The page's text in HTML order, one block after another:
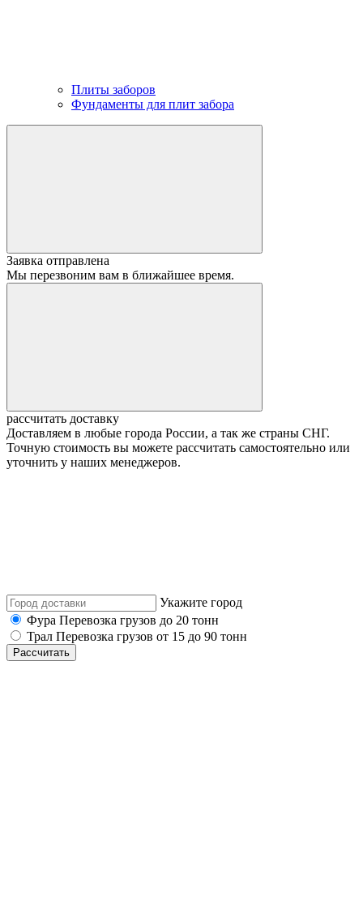
Плиты заборов
Фундаменты для плит забора
Заявка отправлена
Мы перезвоним вам в ближайшее время.
рассчитать доставку
Доставляем в любые города России, а так же страны СНГ.
Точную стоимость вы можете рассчитать самостоятельно или
уточнить у наших менеджеров.
Укажите город
Фура Перевозка грузов до 20 тонн
Трал Перевозка грузов от 15 до 90 тонн
Рассчитать